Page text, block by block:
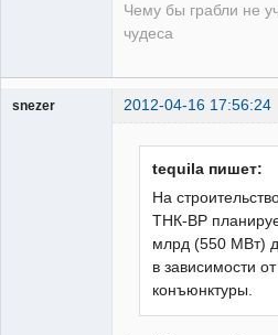
Чему бы грабли не
чудеса
snezer 2012-04-16 17:56:24
tequila пишет:
На
ТНК-ВР
млрд (550 МВт)
в зависимости
конъюнктуры.